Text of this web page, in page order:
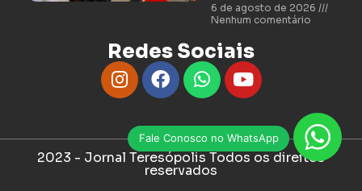
Fale Conosco no WhatsApp
6 de agosto de 2026
Nenhum comentário
Redes Sociais
2023 - Jornal Teresópolis Todos os direitos
reservados